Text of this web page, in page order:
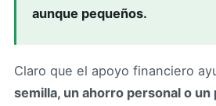
aunque pequeños.
Claro que el apoyo financiero
semilla, un ahorro personal o